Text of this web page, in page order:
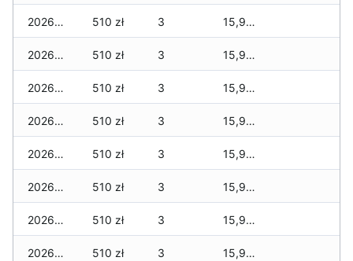
2026-06-05 510 zł 3 15,969 zł
2026-06-04 510 zł 3 15,969 zł
2026-06-03 510 zł 3 15,969 zł
2026-06-02 510 zł 3 15,969 zł
2026-06-01 510 zł 3 15,969 zł
2026-05-31 510 zł 3 15,969 zł
2026-05-30 510 zł 3 15,969 zł
2026-05-29 510 zł 3 15,969 zł